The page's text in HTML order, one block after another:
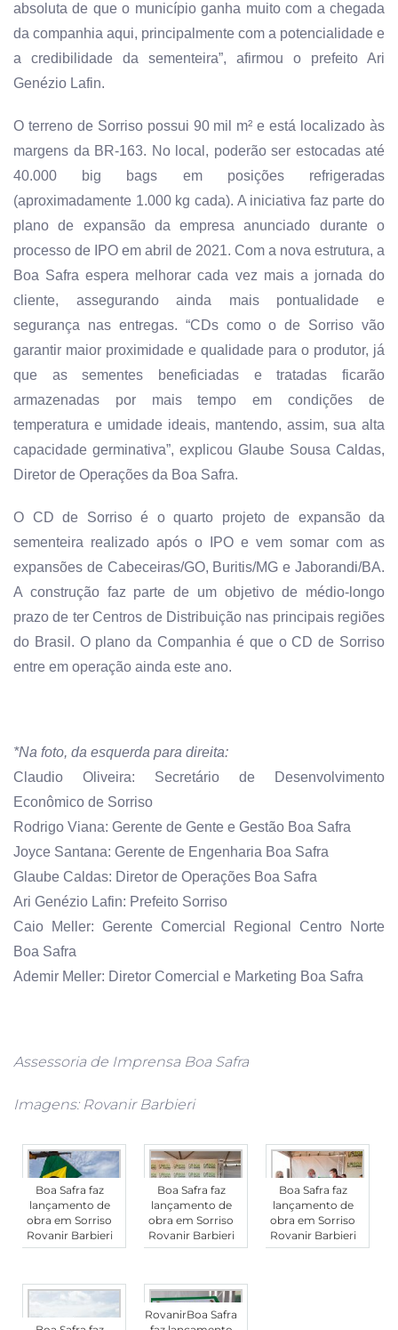
absoluta de que o município ganha muito com a chegada
da companhia aqui, principalmente com a potencialidade e
a credibilidade da sementeira”, afirmou o prefeito Ari
Genézio Lafin.
O terreno de Sorriso possui 90 mil m² e está localizado às
margens da BR-163. No local, poderão ser estocadas até
40.000 big bags em posições refrigeradas
(aproximadamente 1.000 kg cada). A iniciativa faz parte do
plano de expansão da empresa anunciado durante o
processo de IPO em abril de 2021. Com a nova estrutura, a
Boa Safra espera melhorar cada vez mais a jornada do
cliente, assegurando ainda mais pontualidade e
segurança nas entregas. “CDs como o de Sorriso vão
garantir maior proximidade e qualidade para o produtor, já
que as sementes beneficiadas e tratadas ficarão
armazenadas por mais tempo em condições de
temperatura e umidade ideais, mantendo, assim, sua alta
capacidade germinativa”, explicou Glaube Sousa Caldas,
Diretor de Operações da Boa Safra.
O CD de Sorriso é o quarto projeto de expansão da
sementeira realizado após o IPO e vem somar com as
expansões de Cabeceiras/GO, Buritis/MG e Jaborandi/BA.
A construção faz parte de um objetivo de médio-longo
prazo de ter Centros de Distribuição nas principais regiões
do Brasil. O plano da Companhia é que o CD de Sorriso
entre em operação ainda este ano.
*Na foto, da esquerda para direita:
Claudio Oliveira: Secretário de Desenvolvimento
Econômico de Sorriso
Rodrigo Viana: Gerente de Gente e Gestão Boa Safra
Joyce Santana: Gerente de Engenharia Boa Safra
Glaube Caldas: Diretor de Operações Boa Safra
Ari Genézio Lafin: Prefeito Sorriso
Caio Meller: Gerente Comercial Regional Centro Norte
Boa Safra
Ademir Meller: Diretor Comercial e Marketing Boa Safra
Assessoria de Imprensa Boa Safra
Imagens: Rovanir Barbieri
Boa Safra faz
lançamento de
obra em Sorriso
Rovanir Barbieri
Boa Safra faz
lançamento de
obra em Sorriso
Rovanir Barbieri
Boa Safra faz
lançamento de
obra em Sorriso
Rovanir Barbieri
RovanirBoa Safra